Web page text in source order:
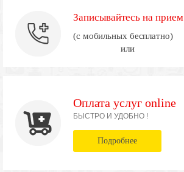
Записывайтесь на прием
(с мобильных бесплатно)
или
Оплата услуг online
БЫСТРО И УДОБНО !
Подробнее